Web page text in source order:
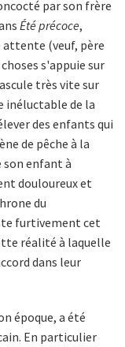
par son frère
Été précoce,
(veuf, père
s'appuie sur
très vite sur
inéluctable de la
des enfants qui
de pêche à la
enfant à
douloureux et
du
furtivement cet
réalité à laquelle
dans leur
époque, a été
En particulier